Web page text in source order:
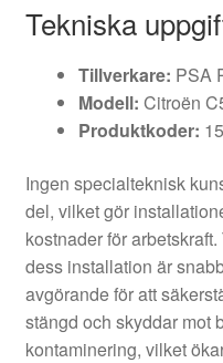
Tekniska
Tillverkare: PSA
Modell: Citroën
Produktkoder:
Ingen specialteknisk
del, vilket gör
kostnader för
dess installation är
avgörande för att
stängd och skyddar mot
kontaminering, vilket